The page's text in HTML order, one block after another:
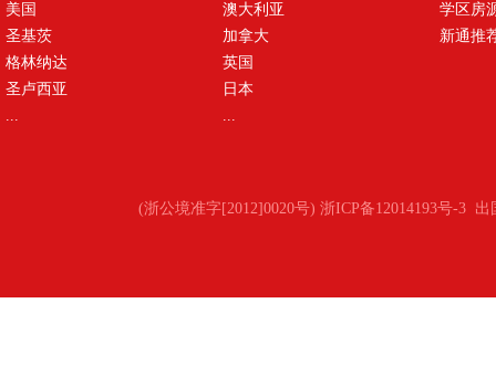
美国
圣基茨
格林纳达
圣卢西亚
...
澳大利亚
加拿大
英国
日本
...
学区房
新通推
(浙公境准字[2012]0020号) 浙ICP备12014193号-3 出